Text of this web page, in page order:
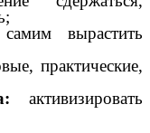
вырастить
практические,
активизировать